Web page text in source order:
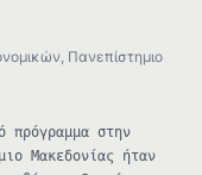
Πανεπίστημιο
πρόγραμμα στην
Μακεδονίας ήταν